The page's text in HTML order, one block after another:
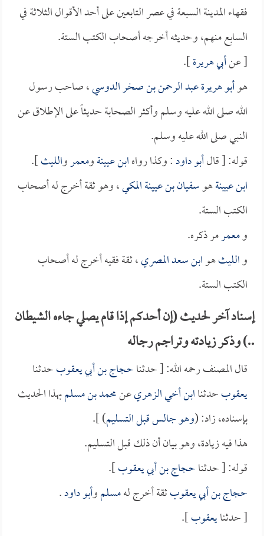
فقهاء المدينة السبعة في عصر التابعين على أحد الأقوال الثلاثة في
السابع منهم، وحديثه أخرجه أصحاب الكتب الستة.
[ عنأبي هريرة].
هوأبو هريرة عبد الرحمن بن صخر الدوسي، صاحب رسول
الله صلى الله عليه وسلم وأكثر الصحابة حديثاً على الإطلاق عن
النبي صلى الله عليه وسلم.
قوله: [ قالأبو داود: وكذا رواهابن عيينةومعمروالليث].
ابن عيينةهوسفيان بن عيينة المكي، وهو ثقة أخرج له أصحاب
الكتب الستة.
ومعمرمر ذكره.
والليثهوابن سعد المصري، ثقة فقيه أخرج له أصحاب
الكتب الستة.
إسناد آخر لحديث (إن أحدكم إذا قام يصلي جاءه الشيطان
..) وذكر زيادته وتراجم رجاله
قال المصنف رحمه الله: [ حدثناحجاج بن أبي يعقوبحدثنا
يعقوبحدثناابن أخي الزهريعنمحمد بن مسلمبهذا الحديث
بإسناده، زاد: (وهو جالس قبل التسليم) ].
هذا فيه زيادة، وهو بيان أن ذلك قبل التسليم.
قوله: [ حدثناحجاج بن أبي يعقوب].
حجاج بن أبي يعقوبثقة أخرج لهمسلموأبو داود.
[ حدثنايعقوب].